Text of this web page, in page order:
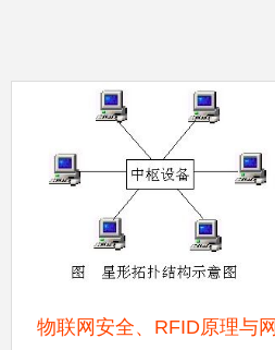
物联网安全、RFID原理与网